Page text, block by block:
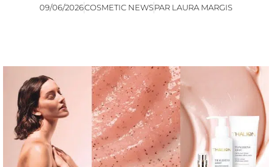
09/06/2026COSMETIC NEWSPAR LAURA MARGIS